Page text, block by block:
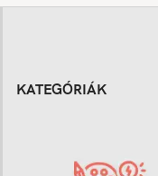
KATEGÓRIÁK